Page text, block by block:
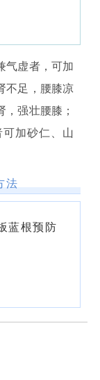
气虚者，可加
不足，腰膝凉
强壮腰膝；
加砂仁、山
法
蓝根预防